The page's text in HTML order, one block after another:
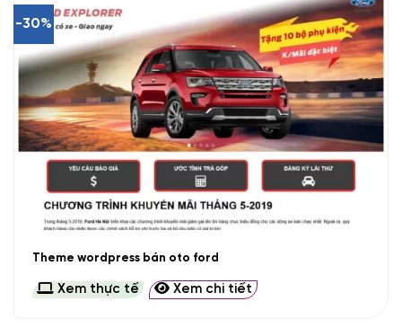
-30%
Theme wordpress bán oto ford
Xem thực tế Xem chi tiết